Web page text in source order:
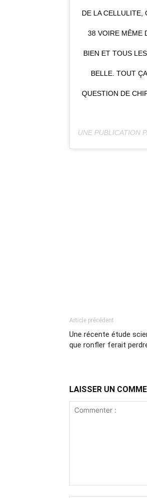
DE LA CELLULITE,
38 VOIRE MÊME
BIEN ET TOUS
BELLE. TOUT
QUESTION DE
UNE PUBLICATION
Article précédent
Une récente étude
que ronfler ferait
LAISSER UN